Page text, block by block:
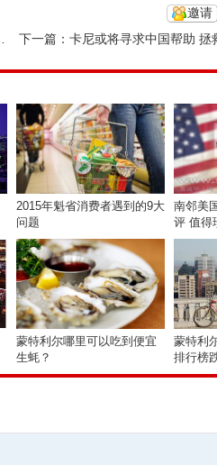
邀请
下一篇： 卡尼或将寻求中国帮助 拯救快要被特朗
2015年魁省消费者遇到的9大
问题
南邻美
评 值得
蒙特利尔哪里可以吃到便宜
生蚝？
蒙特利
排行榜